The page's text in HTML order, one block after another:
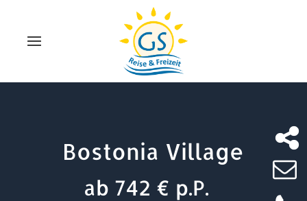
Bostonia Village
ab 742 € p.P.